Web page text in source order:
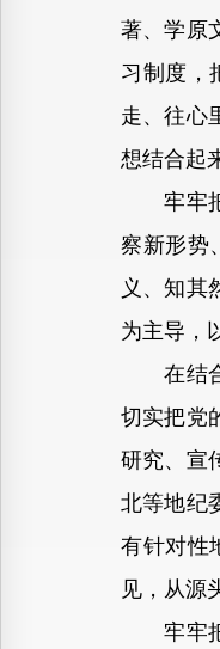
著、学原
习制度，
走、往心
想结合起
牢牢把
察新形势
义、知其
为主导，
在结合
切实把党
研究、宣
北等地纪
有针对性
见，从源
牢牢把